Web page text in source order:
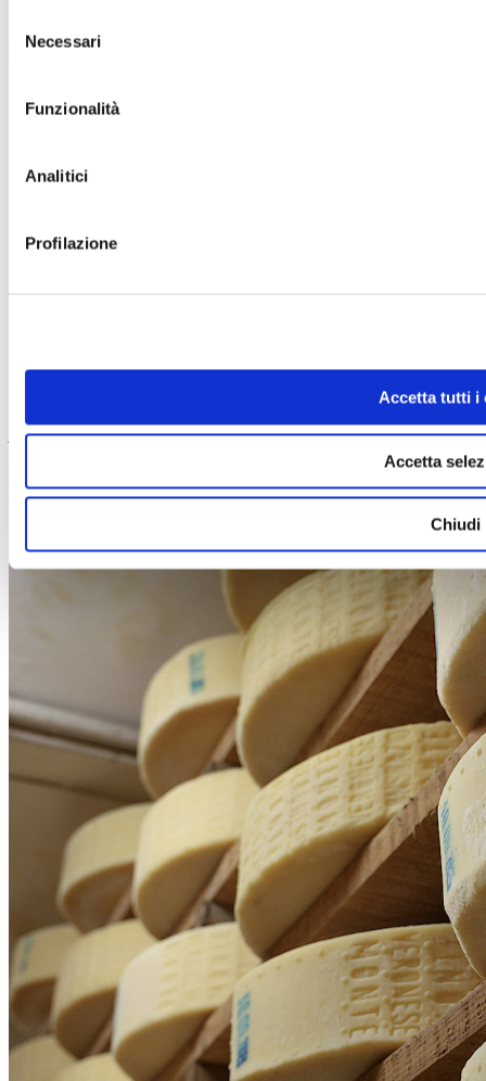
delNecessari
Funzionalità
Analitici
Profilazione
Accetta tutti i
Accetta
Chiudi
Andreas Kalser